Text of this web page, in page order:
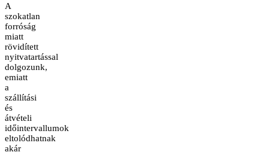
A
szokatlan
forróság
miatt
rövidített
nyitvatartással
dolgozunk,
emiatt
a
szállítási
és
átvételi
időintervallumok
eltolódhatnak
akár